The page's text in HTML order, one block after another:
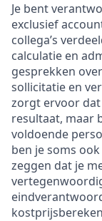
Je bent
exclusief
collega’s
calculatie en
gesprekken
sollicitatie en
zorgt ervoor
resultaat, maar
voldoende
ben je soms
zeggen dat je